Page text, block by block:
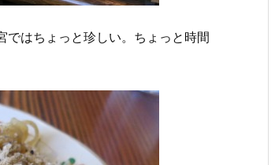
ではちょっと珍しい。ちょっと時間